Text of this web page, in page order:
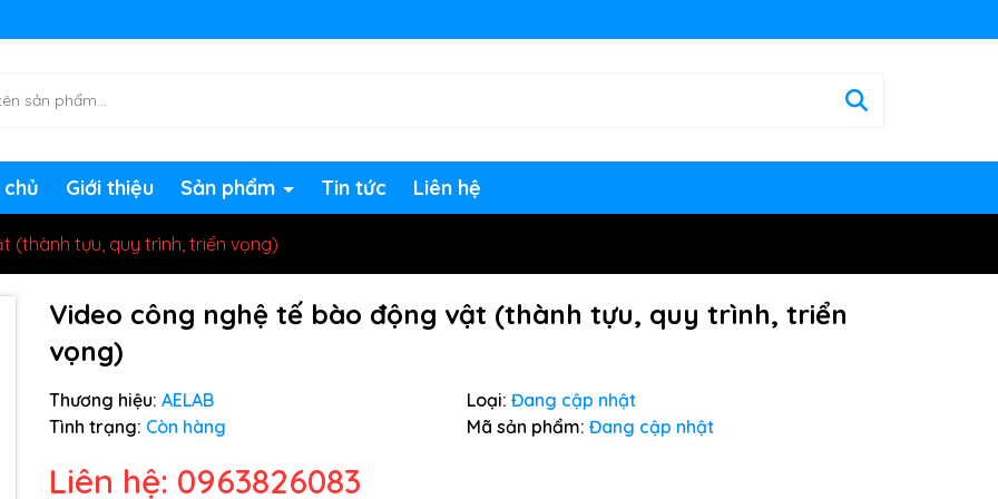
chờ đợi bạn
Giới thiệu Sản phẩm Tin tức Liên hệ
(thành tựu, quy trình, triển vọng)
Video công nghệ tế bào động vật (thành tựu, quy trình, triển
vọng)
Thương hiệu: AELAB Loại: Đang cập nhật
Tình trạng: Còn hàng Mã sản phẩm: Đang cập nhật
Liên hệ: 0963826083